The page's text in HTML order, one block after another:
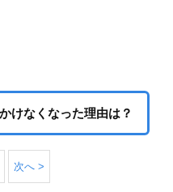
けなくなった理由は？
次へ >